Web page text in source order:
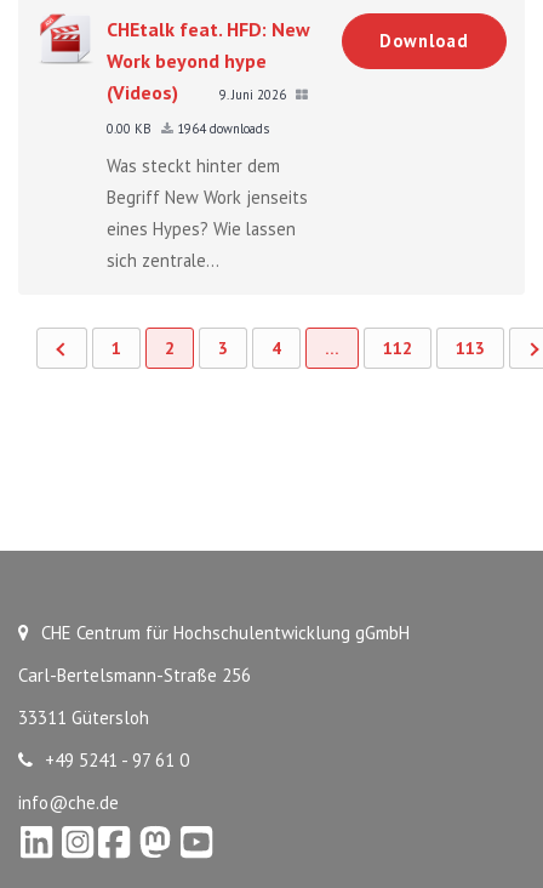
CHEtalk feat. HFD: New
Work beyond hype
(Videos)
9. Juni 2026
0.00 KB
1964 downloads
Was steckt hinter dem
Begriff New Work jenseits
eines Hypes? Wie lassen
sich zentrale...
Download
1 2 3 4 … 112 113
CHE Centrum für Hochschulentwicklung gGmbH
Carl-Bertelsmann-Straße 256
33311 Gütersloh
+49 5241 - 97 61 0
info@che.de